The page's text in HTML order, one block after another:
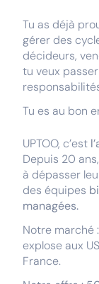
Tu as déjà
gérer des
décideurs,
tu veux
Tu es au bon
UPTOO, c’est
Depuis 20
à dépasser
des équipes
managées.
Notre marché
explose aux
France.